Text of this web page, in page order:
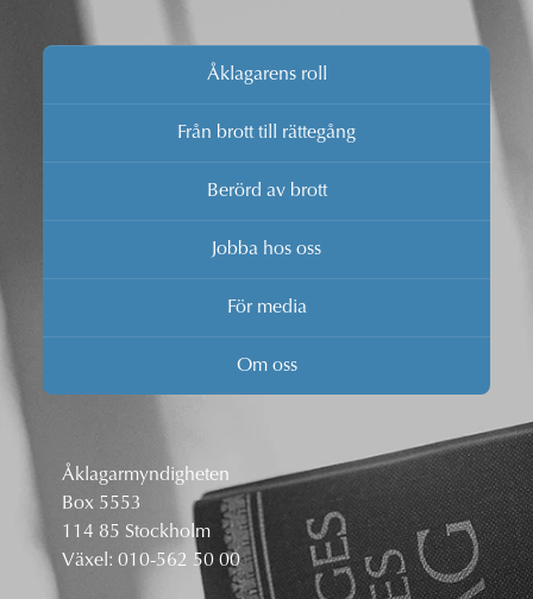
Åklagarens roll
Från brott till rättegång
Berörd av brott
Jobba hos oss
För media
Om oss
Åklagarmyndigheten
Box 5553
114 85 Stockholm
Växel: 010-562 50 00